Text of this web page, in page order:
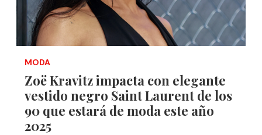
MODA
Zoë Kravitz impacta con elegante
vestido negro Saint Laurent de los
90 que estará de moda este año
2025